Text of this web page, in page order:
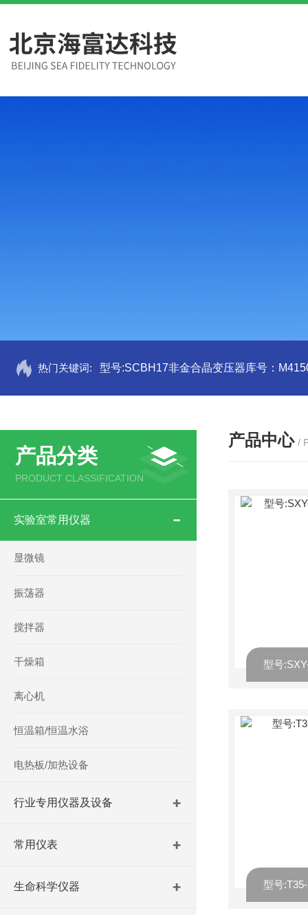
热门关键词: 型号:SCBH17非金合晶变压器库号：
产品分类
PRODUCT CLASSIFICATION
实验室常用仪器
显微镜
振荡器
搅拌器
干燥箱
离心机
恒温箱/恒温水浴
电热板/加热设备
行业专用仪器及设备
常用仪表
生命科学仪器
产品中心 /